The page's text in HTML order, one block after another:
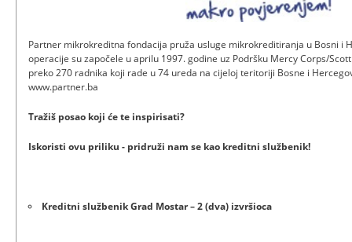
Partner mikrokreditna fondacija pruža usluge mikrokreditiranja u Bosni i
operacije su započele u aprilu 1997. godine uz Podršku Mercy Corps/
preko 270 radnika koji rade u 74 ureda na cijeloj teritoriji Bosne i
www.partner.ba
Tražiš posao koji će te inspirisati?
Iskoristi ovu priliku - pridruži nam se kao kreditni službenik!
Kreditni službenik Grad Mostar – 2 (dva) izvršioca